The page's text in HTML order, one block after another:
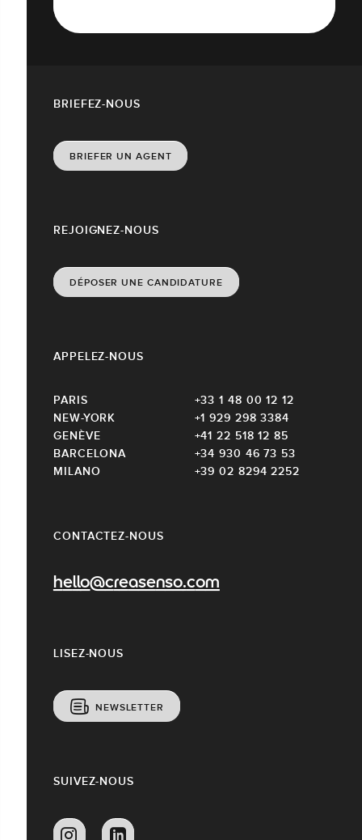
CONTACTEZ-NOUS
hello@creasenso.com
REJOIGNEZ-NOUS
DÉPOSER UNE CANDIDATURE
LISEZ-NOUS
NEWSLETTER
APPELEZ-NOUS
PARIS
+33 1 48 00 12 12
NEW-YORK
+1 929 298 3384
GENÈVE
+41 22 518 12 85
BARCELONA
+34 930 46 73 53
MILANO
+39 02 8294 2252
BRIEFEZ-NOUS
BRIEFER UN AGENT
SUIVEZ-NOUS